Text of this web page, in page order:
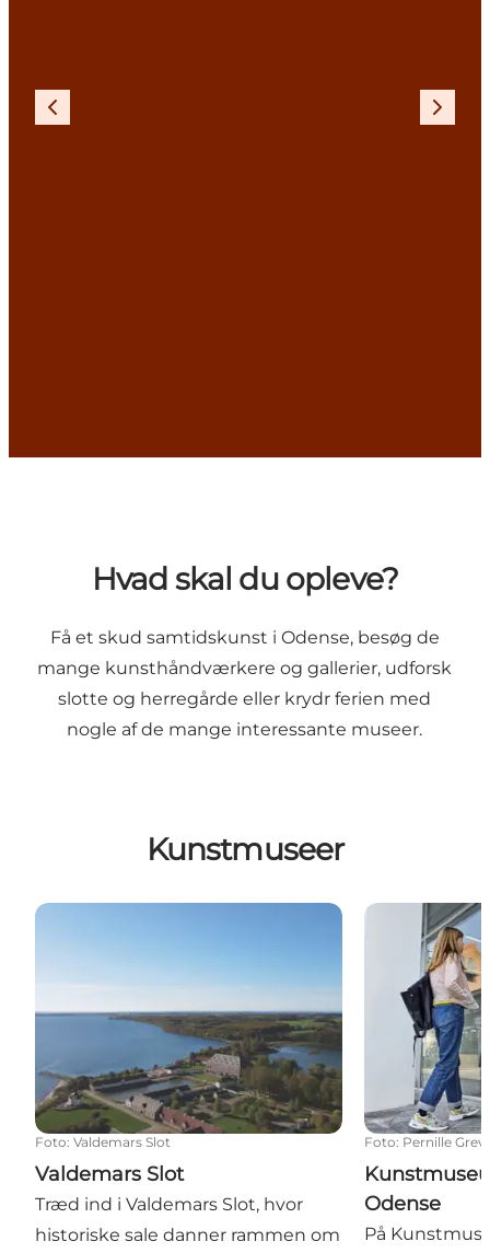
Forrige Næste
Hvad skal du opleve?
Få et skud samtidskunst i Odense, besøg de
mange kunsthåndværkere oggallerier, udforsk
slotte og herregårde eller krydr ferien med
nogle af de mange interessante museer.
Kunstmuseer
Valdemars Slot
Foto: Valdemars Slot
Valdemars Slot
Træd ind i Valdemars Slot, hvor
historiske sale danner rammen om
Foto: Pernille
Odense
På